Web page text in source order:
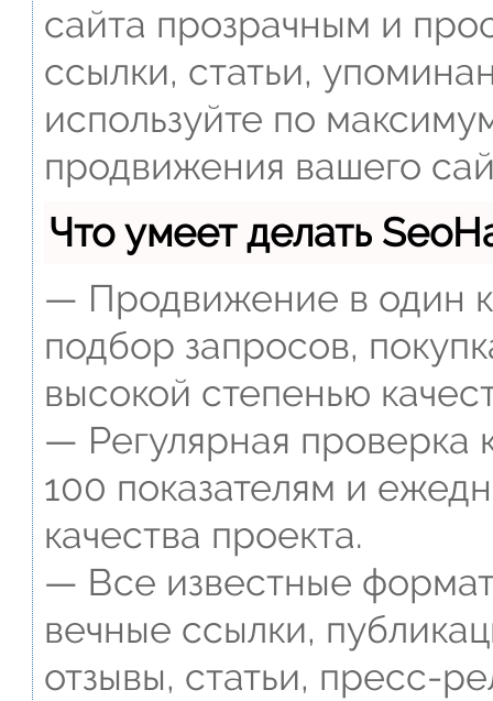
сайта прозрачным и
ссылки, статьи,
используйте по
продвижения вашего
Что умеет делать
— Продвижение в один
подбор запросов,
высокой степенью
— Регулярная проверка
100 показателям и
качества проекта.
— Все известные
вечные ссылки,
отзывы, статьи, пресс-